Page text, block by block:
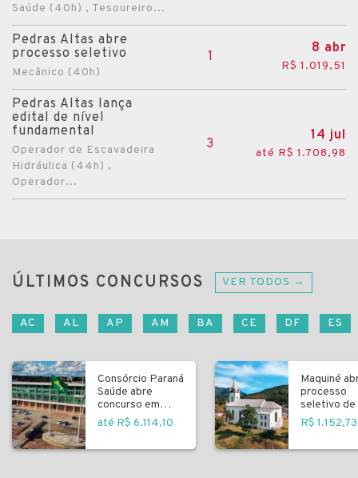
Saúde (40h) , Tesoureiro...
Pedras Altas abre
processo seletivo
Mecânico (40h)
1
8 abr
R$ 1.019,51
Pedras Altas lança
edital de nível
fundamental
Operador de Escavadeira
Hidráulica (44h) ,
Operador...
3
14 jul
até R$ 1.708,98
ÚLTIMOS CONCURSOS VER TODOS →
AC AL AP AM BA CE DF ES
Consórcio Paraná
Saúde abre
concurso em
Curitiba
até R$ 6.114,10
Maquiné
processo
seletivo de
R$ 1.152,73